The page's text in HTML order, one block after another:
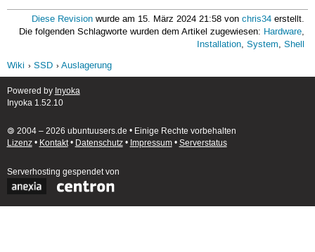
Diese Revision wurde am 15. März 2024 21:58 vonchris34 erstellt.
Die folgenden Schlagworte wurden dem Artikel zugewiesen: Hardware,
Installation,System,Shell
Wiki
SSD Auslagerung
Powered by Inyoka
Inyoka 1.52.10
🄯 2004 – 2026 ubuntuusers.de • Einige Rechte vorbehalten
Lizenz• Kontakt• Datenschutz• Impressum• Serverstatus
Serverhosting gespendet von